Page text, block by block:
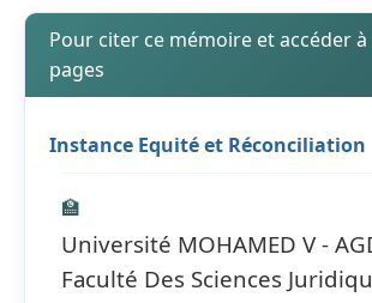
Pour citer ce mémoire et accéder
pages
Instance Equité et Réconciliation
🏫
Université MOHAMED V -
Faculté Des Sciences